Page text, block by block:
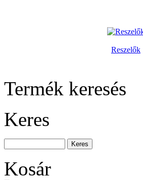
Reszelők
Termék keresés
Keres
Kosár
Nagy
üres